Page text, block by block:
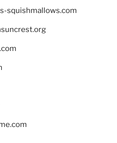
squishmallows.com